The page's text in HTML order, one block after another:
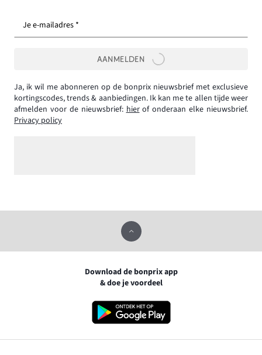
Je e-mailadres *
AANMELDEN
Ja, ik wil me abonneren op de bonprix nieuwsbrief met exclusieve
kortingscodes, trends & aanbiedingen. Ik kan me te allen tijde weer
afmelden voor de nieuwsbrief: hierof onderaan elke nieuwsbrief.
Privacy policy
Download de bonprix app
& doe je voordeel